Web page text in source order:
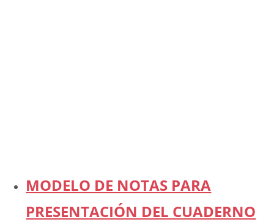
MODELO DE NOTAS PARA
PRESENTACIÓN DEL CUADERNO